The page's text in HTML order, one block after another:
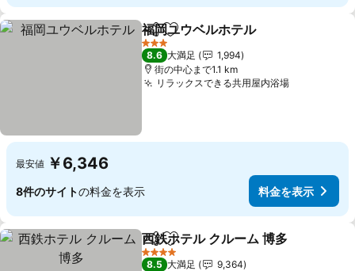
シェアお気に入りに追加
福岡ユウベルホテル
3 ホテルのランク
8.6 大満足
1,994
街の中心まで1.1 km
リラックスできる共用屋内浴場
最安値 ￥6,346
8件のサイトの料金を表示 料金を表示
シェアお気に入りに追加
西鉄ホテル クルーム 博多
4 ホテルのランク
8.5 大満足
9,364